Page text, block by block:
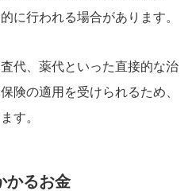
に行われる場合があります。
代、薬代といった直接的な治
険の適用を受けられるため、
す。
かるお金